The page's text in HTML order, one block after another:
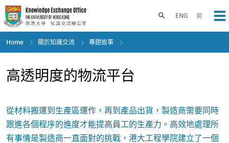
Skip
to
main
content
ENG 简
Toggle search panel
Home 關於知識交流 專題故事
高透明度的物流平台
從材料搬運到生產區運作，再到產品出貨，製造商需要同時
跟進各個程序的進度才能提高員工的生產力。高效地處理所
有事情是製造商一直面對的挑戰，港大工程學院建立了一個